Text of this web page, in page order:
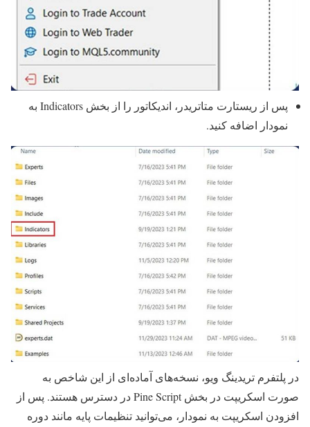
پس از ریستارت متاتریدر، اندیکاتور را از بخش Indicators به
نمودار اضافه کنید.
در پلتفرم تریدینگ ویو، نسخه‌های آماده‌ای از این شاخص به
صورت اسکریپت در بخش Pine Script در دسترس هستند. پس از
افزودن اسکریپت به نمودار، می‌توانید تنظیمات پایه مانند دوره